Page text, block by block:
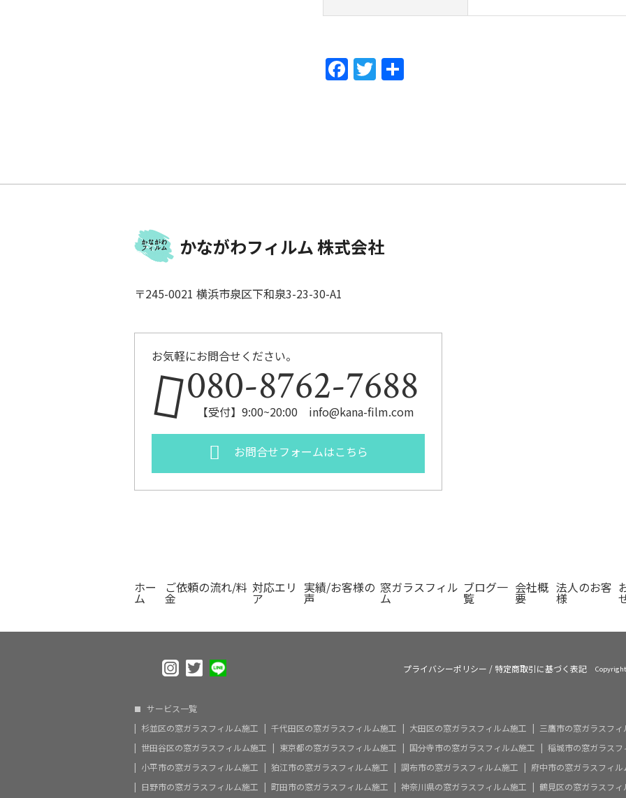
F
o
T
かながわフィルム 株式会社
〒245-0021 横浜市泉区下和泉3-23-30-A1
お気軽にお問合せください。
080-8762-7688
【受付】9:00~20:00 info@kana-film.com
お問合せフォームはこちら
ホー
ム
ご依頼の流れ/料
金
対応エリ
ア
実績/お客様の
声
窓ガラスフィル
ム
ブログ一
覧
会社概
要
法人のお客
様
プライバシーポリシー /特定商取引に基づく表記
サービス一覧
杉並区の窓ガラスフィルム施工
千代田区の窓ガラスフィルム施工 大田区の窓ガラスフィルム施工
三鷹市の窓ガラスフィ
世田谷区の窓ガラスフィルム施工
東京都の窓ガラスフィルム施工 国分寺市の窓ガラスフィルム施工
稲城市の窓ガラスフ
小平市の窓ガラスフィルム施工
狛江市の窓ガラスフィルム施工 調布市の窓ガラスフィルム施工
府中市の窓ガラスフィル
日野市の窓ガラスフィルム施工
町田市の窓ガラスフィルム施工 神奈川県の窓ガラスフィルム施工 鶴見区の窓ガラスフィ